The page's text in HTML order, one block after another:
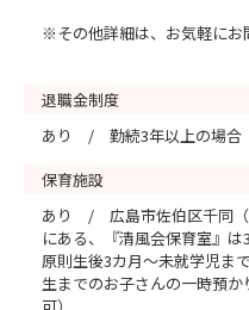
※その他詳細は、お気軽にお
退職金制度
あり / 勤続3年以上の場合（
保育施設
あり / 広島市佐伯区千同（
にある、『清風会保育室』は
原則生後3カ月～未就学児ま
生までのお子さんの一時預